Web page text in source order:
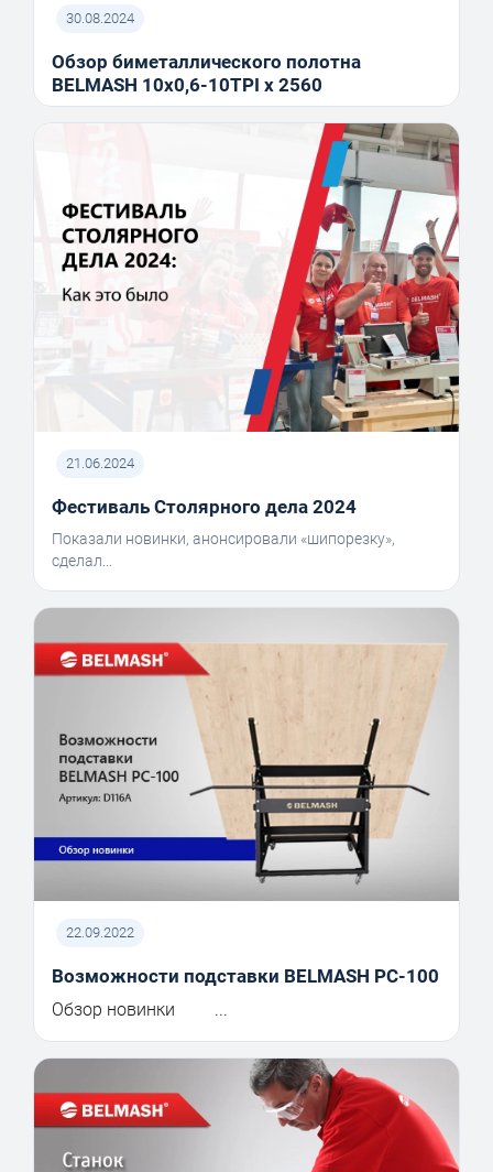
30.08.2024
Обзор биметаллического полотна
BELMASH 10x0,6-10TPI x 2560
21.06.2024
Фестиваль Столярного дела 2024
Показали новинки, анонсировали «шипорезку»,
сделал...
22.09.2022
Возможности подставки BELMASH PC-100
Обзор новинки ...